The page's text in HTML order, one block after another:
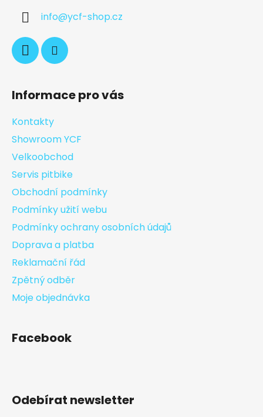
info@ycf-shop.cz
Informace pro vás
Kontakty
Showroom YCF
Velkoobchod
Servis pitbike
Obchodní podmínky
Podmínky užití webu
Podmínky ochrany osobních údajů
Doprava a platba
Reklamační řád
Zpětný odběr
Moje objednávka
Facebook
Odebírat newsletter